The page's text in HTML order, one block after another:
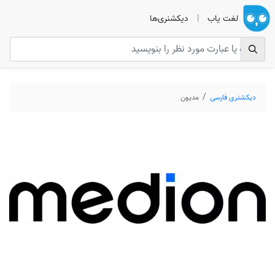
لغت یاب | دیکشنری‌ها
دیکشنری فارسی مدیون